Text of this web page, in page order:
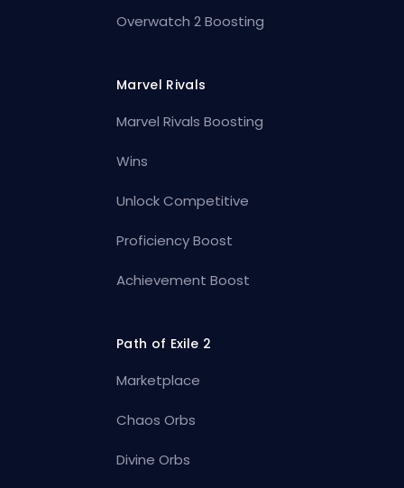
Overwatch 2 Boosting
Marvel Rivals
Marvel Rivals Boosting
Wins
Unlock Competitive
Proficiency Boost
Achievement Boost
Path of Exile 2
Marketplace
Chaos Orbs
Divine Orbs